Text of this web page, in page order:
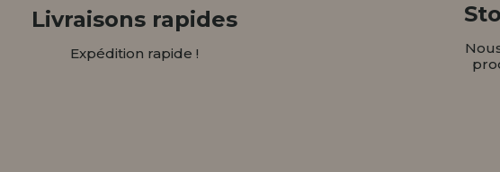
Livraisons rapides
Expédition rapide !